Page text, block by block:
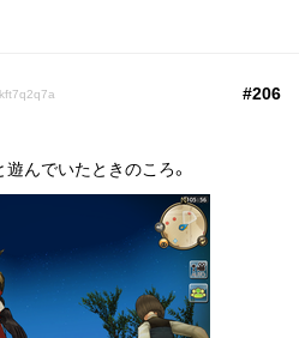
#206
んでいたときのころ。